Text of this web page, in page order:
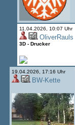
11.04.2026, 10:07 Uhr
OliverRauls
3D - Drucker
19.04.2026, 17:16 Uhr
BW-Kette